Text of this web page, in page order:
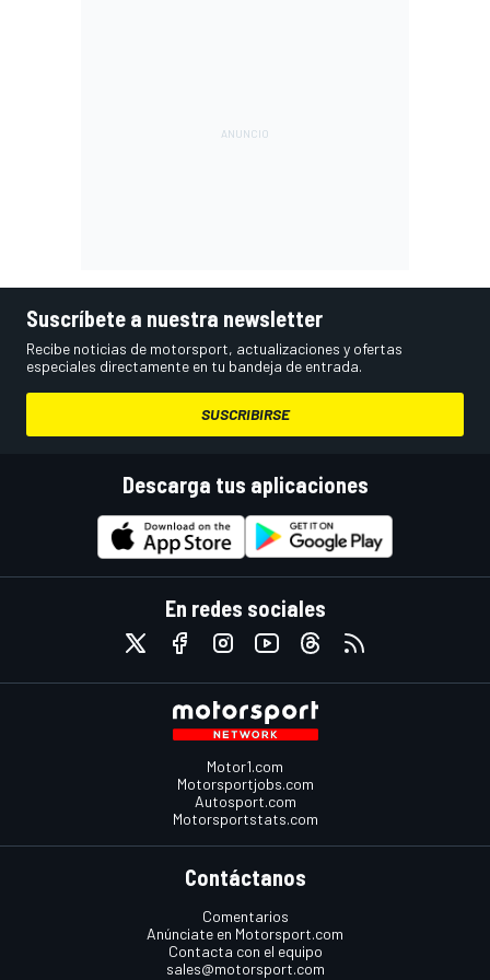
Suscríbete a nuestra newsletter
Recibe noticias de motorsport, actualizaciones y ofertas
especiales directamente en tu bandeja de entrada.
SUSCRIBIRSE
Descarga tus aplicaciones
En redes sociales
Motor1.com
Motorsportjobs.com
Autosport.com
Motorsportstats.com
Contáctanos
Comentarios
Anúnciate en Motorsport.com
Contacta con el equipo
sales@motorsport.com